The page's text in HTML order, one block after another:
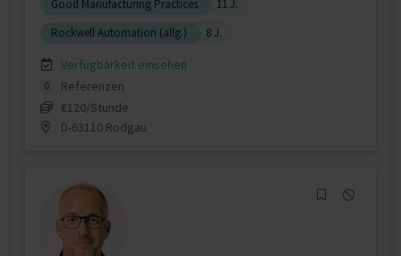
Good Manufacturing Practices
11 J.
Rockwell Automation (allg.)
8 J.
Verfügbarkeit einsehen
0
Referenzen
€120/Stunde
D-63110 Rodgau